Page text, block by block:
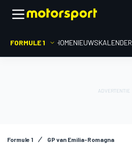
FORMULE 1 HOMENIEUWSKALENDER
Formule 1 GP van Emilia-Romagna